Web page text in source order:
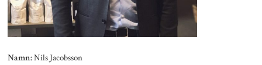
Namn: Nils Jacobsson